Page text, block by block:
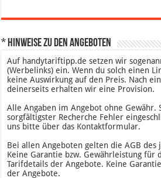
* Hinweise zu den Angeboten
Auf handytariftipp.de setzen wir
(Werbelinks) ein. Wenn du solch einen
keine Auswirkung auf den Preis. Nach
deinerseits erhalten wir eine Provision.
Alle Angaben im Angebot ohne Gewähr.
sorgfältigster Recherche Fehler
uns bitte über das Kontaktformular.
Bei allen Angeboten gelten die AGB des
Keine Garantie bzw. Gewährleistung für
Tarifdetails der Angebote. Keine
der Angebote.